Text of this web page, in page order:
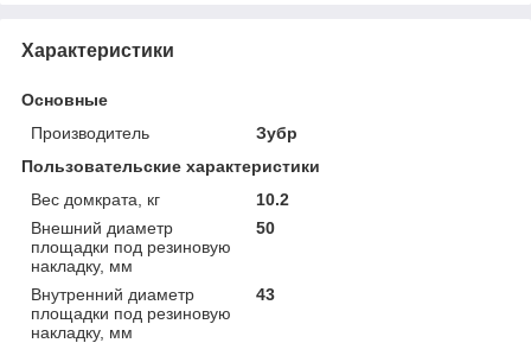
Характеристики
Основные
Производитель
Зубр
Пользовательские характеристики
Вес домкрата, кг
10.2
Внешний диаметр
площадки под резиновую
накладку, мм
50
Внутренний диаметр
площадки под резиновую
накладку, мм
43